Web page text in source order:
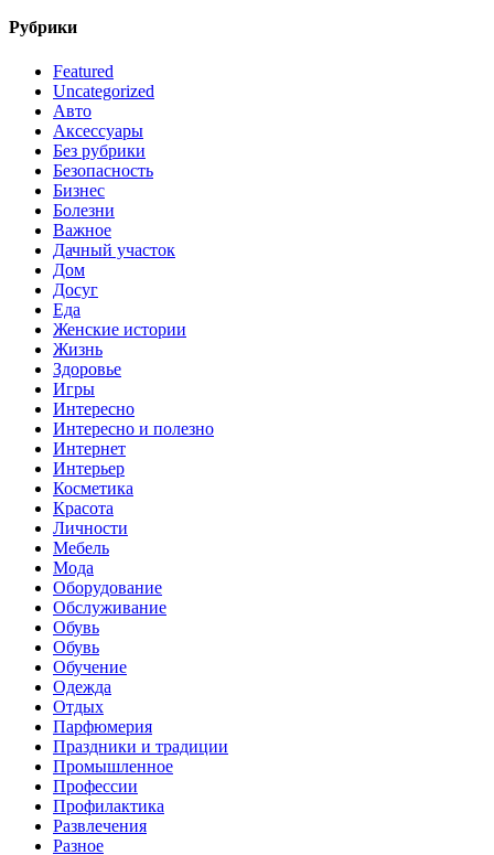
Рубрики
Featured
Uncategorized
Авто
Аксессуары
Без рубрики
Безопасность
Бизнес
Болезни
Важное
Дачный участок
Дом
Досуг
Еда
Женские истории
Жизнь
Здоровье
Игры
Интересно
Интересно и полезно
Интернет
Интерьер
Косметика
Красота
Личности
Мебель
Мода
Оборудование
Обслуживание
Обувь
Обувь
Обучение
Одежда
Отдых
Парфюмерия
Праздники и традиции
Промышленное
Профессии
Профилактика
Развлечения
Разное